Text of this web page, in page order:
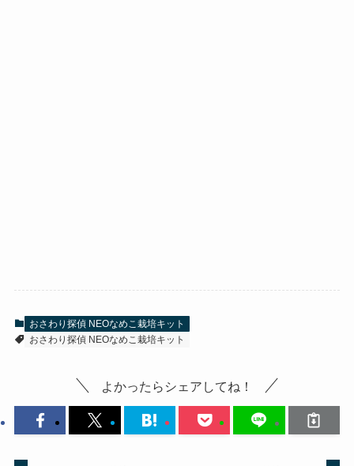
おさわり探偵 NEOなめこ栽培キット
おさわり探偵 NEOなめこ栽培キット
よかったらシェアしてね！